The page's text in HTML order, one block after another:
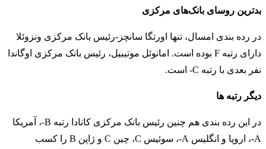
بدترین روسای بانک‌های مرکزی
در رده بندی امسال، تنها اورتگا سانچز-رئیس بانک‌ مرکزی ونزوئلا
دارای رتبه F بوده است. امانوئل موتیبیل، رئیس بانک مرکزی اوگاندا
نفر بعدی با رتبه C- است.
دیگر رتبه ها
در این رده بندی هم چنین رئیس بانک‌ مرکزی کانادا رتبه B-، آمریکا
A-، اروپا و انگلیس A-، سوئیس C، چین C و ژاپن B را کسب